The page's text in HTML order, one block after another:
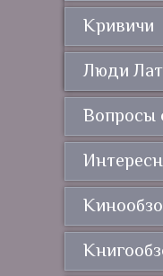
Кривичи
Люди
Вопросы